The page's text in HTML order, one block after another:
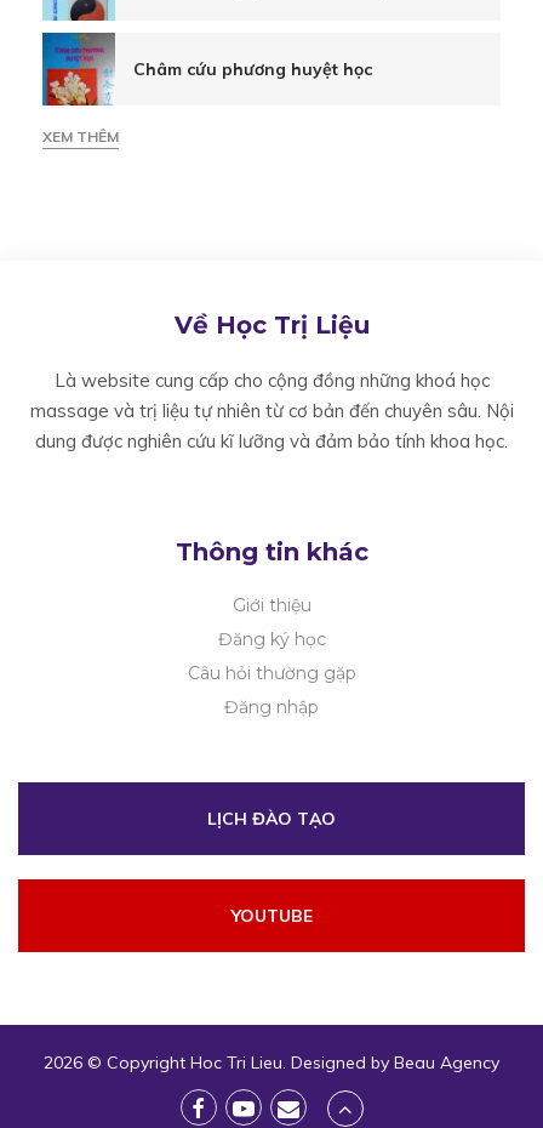
hướng
vào
lòng
bàn
chân
Châm cứu phương huyệt học
XEM THÊM
Về Học Trị Liệu
Là website cung cấp cho cộng đồng những khoá học
massage và trị liệu tự nhiên từ cơ bản đến chuyên sâu. Nội
dung được nghiên cứu kĩ lưỡng và đảm bảo tính khoa học.
Thông tin khác
Giới thiệu
Đăng ký học
Câu hỏi thường gặp
Đăng nhập
LỊCH ĐÀO TẠO
YOUTUBE
2026 © Copyright Hoc Tri Lieu. Designed by Beau Agency